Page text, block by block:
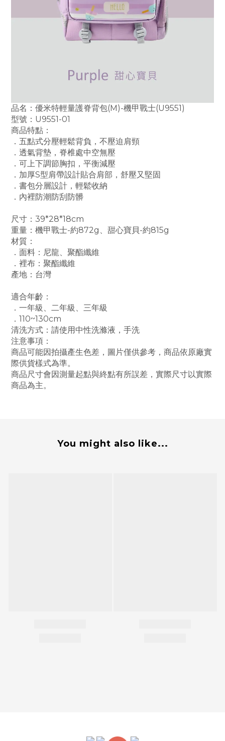
品名：優米特輕量護脊背包(M)-機甲戰士(U9551)
型號：U9551-01
商品特點：
．五點式分壓輕鬆背負，不壓迫肩頸
．透氣背墊，脊椎處中空無壓
．可上下調節胸扣，平衡減壓
．加厚S型肩帶設計貼合肩部，舒壓又堅固
．書包分層設計，輕鬆收納
．內裡防潮防刮防髒
尺寸：39*28*18cm
重量：機甲戰士-約872g、甜心寶貝-約815g
材質：
．面料：尼龍、 聚酯纖維
．裡布：聚酯纖維
產地：台灣
適合年齡：
．一年級、二年級、三年級
．110~130cm
清洗方式：請使用中性洗滌液，手洗
注意事項：
商品可能因拍攝產生色差，圖片僅供參考，商品依原廠實
際供貨樣式為準。
商品尺寸會因測量起點與終點有所誤差，實際尺寸以實際
商品為主。
You might also like...